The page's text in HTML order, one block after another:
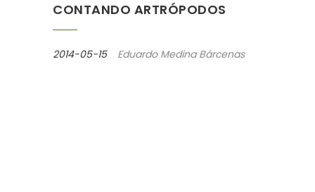
CONTANDO ARTRÓPODOS
2014-05-15 Eduardo Medina Bárcenas